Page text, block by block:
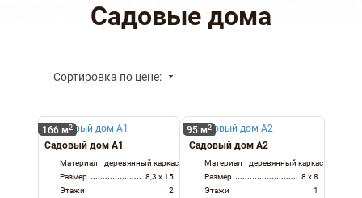
Садовые дома
Сортировка по цене:
166 м2
Садовый дом А1
Материал
деревянный каркас
Размер
8,3 x 15
Этажи
2
95 м2
Садовый дом А2
Материал
деревянный каркас
Размер
8 x 8
Этажи
1